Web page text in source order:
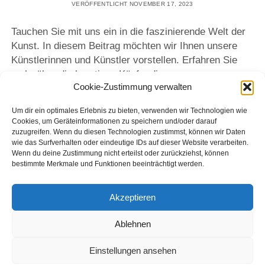
Cookie-Zustimmung verwalten
Um dir ein optimales Erlebnis zu bieten, verwenden wir Technologien wie
Cookies, um Geräteinformationen zu speichern und/oder darauf
zuzugreifen. Wenn du diesen Technologien zustimmst, können wir Daten
wie das Surfverhalten oder eindeutige IDs auf dieser Website verarbeiten.
Wenn du deine Zustimmung nicht erteilst oder zurückziehst, können
bestimmte Merkmale und Funktionen beeinträchtigt werden.
Akzeptieren
Ablehnen
Einstellungen ansehen
VERÖFFENTLICHT NOVEMBER 17, 2023
Tauchen Sie mit uns ein in die faszinierende Welt der
Kunst. In diesem Beitrag möchten wir Ihnen unsere
Künstlerinnen und Künstler vorstellen. Erfahren Sie
mehr über die kreativen Köpfe, die unsere
Gemeinschaft bereichern und mit ihren einzigartigen
und Originalität unserer Künstlerinnen und Künstler
inspirieren – eine Reise durch die Kunstlandschaft
unseres Vereins erwartet sie.
werden wir weitere Portraits veröffentlichen.